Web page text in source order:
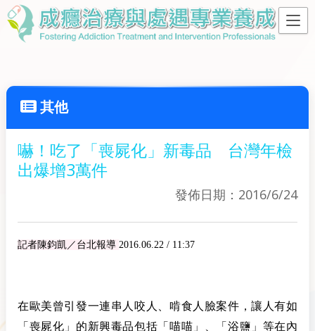
其他
嚇！吃了「喪屍化」新毒品 台灣年檢
出爆增3萬件
發佈日期：2016/6/24
記者陳鈞凱／台北報導 2016.06.22 / 11:37
在歐美曾引發一連串人咬人、啃食人臉案件，讓人有如
「喪屍化」的新興毒品包括「喵喵」、「浴鹽」等在內